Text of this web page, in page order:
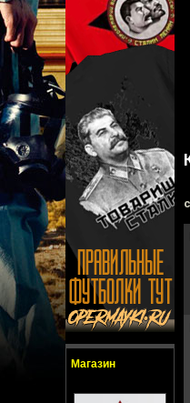
Магазин